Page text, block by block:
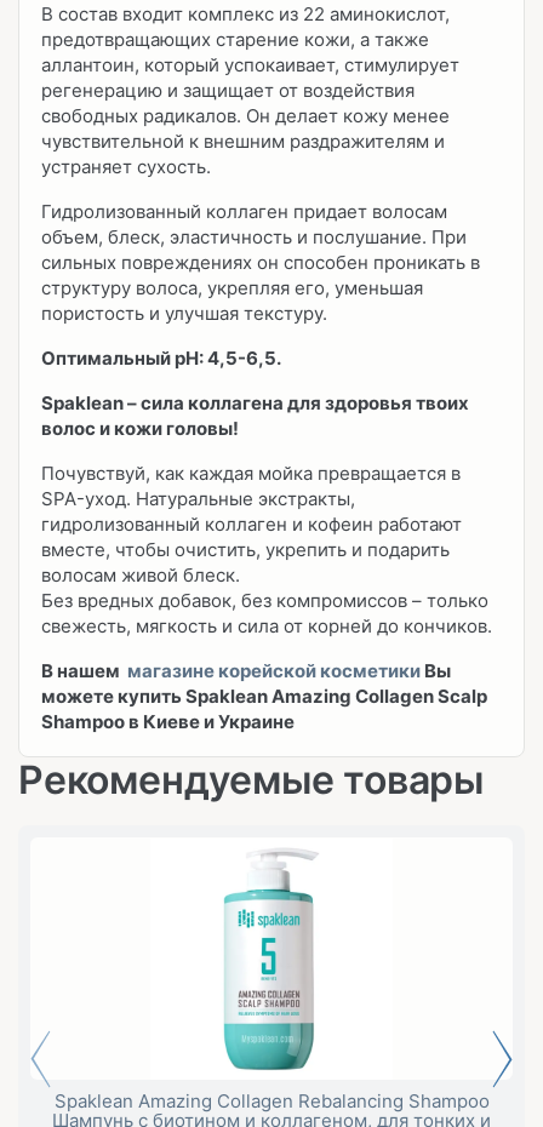
В состав входит комплекс из 22 аминокислот,
предотвращающих старение кожи, а также
аллантоин, который успокаивает, стимулирует
регенерацию и защищает от воздействия
свободных радикалов. Он делает кожу менее
чувствительной к внешним раздражителям и
устраняет сухость.
Гидролизованный коллаген придает волосам
объем, блеск, эластичность и послушание. При
сильных повреждениях он способен проникать в
структуру волоса, укрепляя его, уменьшая
пористость и улучшая текстуру.
Оптимальный pH: 4,5-6,5.
Spaklean – сила коллагена для здоровья твоих
волос и кожи головы!
Почувствуй, как каждая мойка превращается в
SPA-уход. Натуральные экстракты,
гидролизованный коллаген и кофеин работают
вместе, чтобы очистить, укрепить и подарить
волосам живой блеск.
Без вредных добавок, без компромиссов – только
свежесть, мягкость и сила от корней до кончиков.
В нашем магазине корейской косметики Вы
можете купить Spaklean Amazing Collagen Scalp
Shampoo в Киеве и Украине
Рекомендуемые товары
Spaklean Amazing Collagen Rebalancing Shampoo
Шампунь с биотином и коллагеном, для тонких и